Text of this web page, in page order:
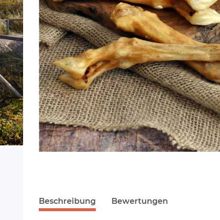
Beschreibung Bewertungen